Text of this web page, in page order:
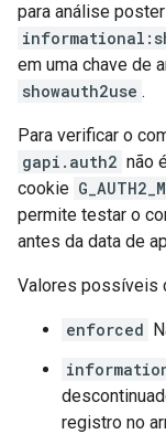
para análise
em uma chave de
showauth2use .
Para verificar o
gapi.auth2 não
cookie
permite testar o
antes da data de
Valores possíveis
enforced
registro no